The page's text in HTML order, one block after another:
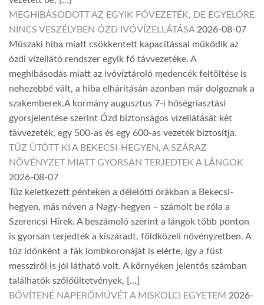
MEGHIBÁSODOTT AZ EGYIK FŐVEZETÉK, DE EGYELŐRE
NINCS VESZÉLYBEN ÓZD IVÓVÍZELLÁTÁSA 2026-08-07
Műszaki hiba miatt csökkentett kapacitással működik az
ózdi vízellátó rendszer egyik fő távvezetéke. A
meghibásodás miatt az ivóvíztároló medencék feltöltése is
nehezebbé vált, a hiba elhárításán azonban már dolgoznak a
szakemberek.A kormány augusztus 7-i hőségriasztási
gyorsjelentése szerint Ózd biztonságos vízellátását két
távvezeték, egy 500-as és egy 600-as vezeték biztosítja.
TŰZ ÜTÖTT KI A BEKECSI-HEGYEN, A SZÁRAZ
NÖVÉNYZET MIATT GYORSAN TERJEDTEK A LÁNGOK
2026-08-07
Tűz keletkezett pénteken a délelőtti órákban a Bekecsi-
hegyen, más néven a Nagy-hegyen – számolt be róla a
Szerencsi Hírek. A beszámoló szerint a lángok több ponton
is gyorsan terjedtek a kiszáradt, földközeli növényzetben. A
tűz időnként a fák lombkoronáját is elérte, így a füst
messziről is jól látható volt. A környéken jelentős számban
találhatók szőlőültetvények, […]
BŐVÍTENÉ NAPERŐMŰVÉT A MISKOLCI EGYETEM 2026-